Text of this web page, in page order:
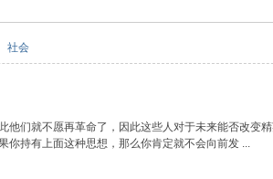
社会
他们就不愿再革命了，因此这些人对于未来能否改
你持有上面这种思想，那么你肯定就不会向前发 ...